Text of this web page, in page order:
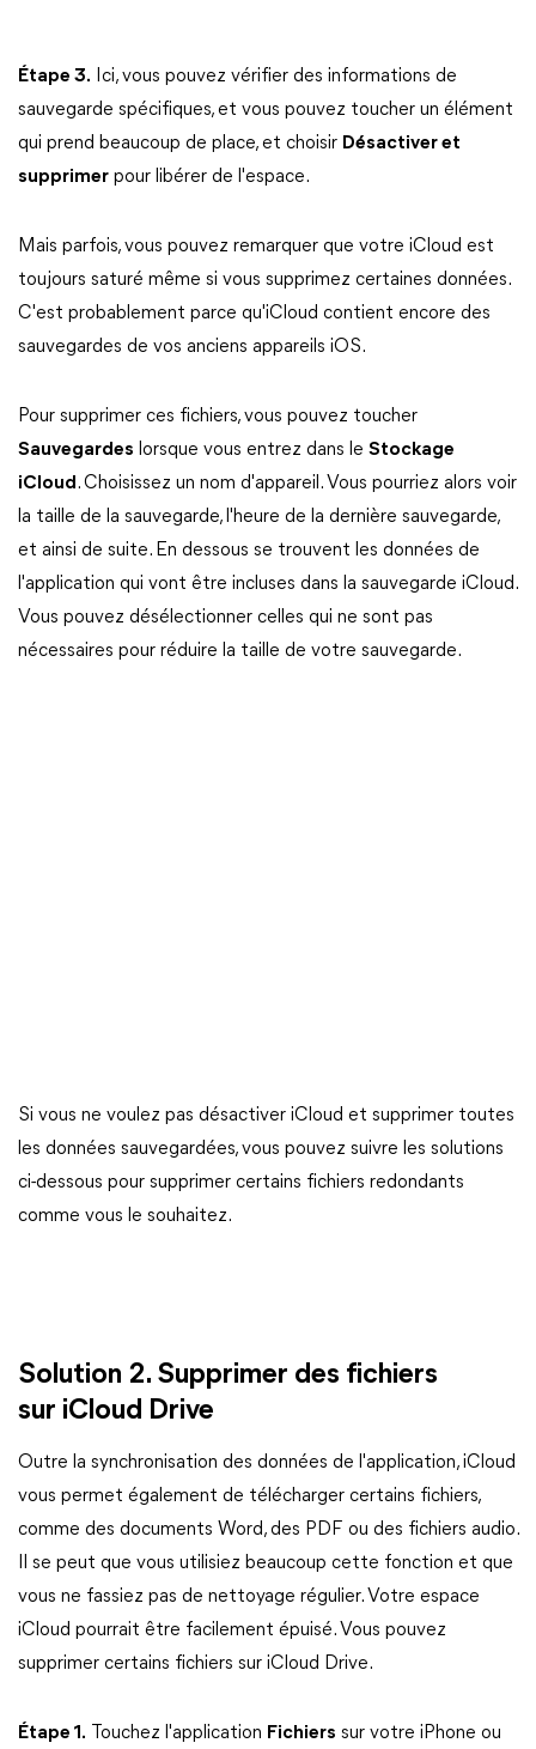
Étape 3. Ici, vous pouvez vérifier des informations de
sauvegarde spécifiques, et vous pouvez toucher un élément
qui prend beaucoup de place, et choisir Désactiver et
supprimer pour libérer de l'espace.
Mais parfois, vous pouvez remarquer que votre iCloud est
toujours saturé même si vous supprimez certaines données.
C'est probablement parce qu'iCloud contient encore des
sauvegardes de vos anciens appareils iOS.
Pour supprimer ces fichiers, vous pouvez toucher
Sauvegardes lorsque vous entrez dans le Stockage
iCloud. Choisissez un nom d'appareil. Vous pourriez alors voir
la taille de la sauvegarde, l'heure de la dernière sauvegarde,
et ainsi de suite. En dessous se trouvent les données de
l'application qui vont être incluses dans la sauvegarde iCloud.
Vous pouvez désélectionner celles qui ne sont pas
nécessaires pour réduire la taille de votre sauvegarde.
Si vous ne voulez pas désactiver iCloud et supprimer toutes
les données sauvegardées, vous pouvez suivre les solutions
ci-dessous pour supprimer certains fichiers redondants
comme vous le souhaitez.
Solution 2. Supprimer des fichiers
sur iCloud Drive
Outre la synchronisation des données de l'application, iCloud
vous permet également de télécharger certains fichiers,
comme des documents Word, des PDF ou des fichiers audio.
Il se peut que vous utilisiez beaucoup cette fonction et que
vous ne fassiez pas de nettoyage régulier. Votre espace
iCloud pourrait être facilement épuisé. Vous pouvez
supprimer certains fichiers sur iCloud Drive.
Étape 1. Touchez l'application Fichiers sur votre iPhone ou